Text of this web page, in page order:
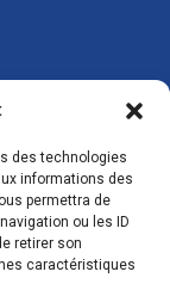
des technologies
informations des
permettra de
ou les ID
retirer son
caractéristiques